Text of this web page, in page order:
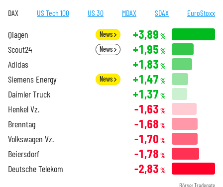
DAX US Tech 100 US 30 MDAX SDAX EuroStoxx
Qiagen News +3,89 %
Scout24 News +1,95 %
Adidas +1,83 %
Siemens Energy News +1,47 %
Daimler Truck +1,37 %
Henkel Vz. -1,63 %
Brenntag -1,68 %
Volkswagen Vz. -1,70 %
Beiersdorf -1,78 %
Deutsche Telekom -2,83 %
Börse: Tradegate